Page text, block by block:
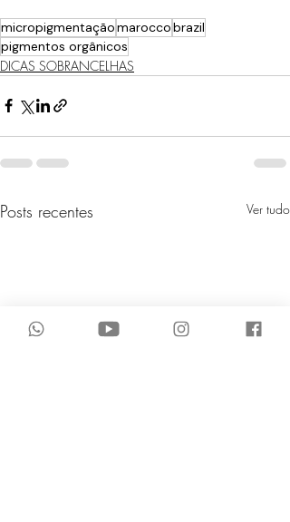
micropigmentaçãomaroccobrazil
pigmentos orgânicos
DICAS SOBRANCELHAS
Posts recentes Ver tudo